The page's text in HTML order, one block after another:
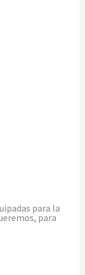
para la
para